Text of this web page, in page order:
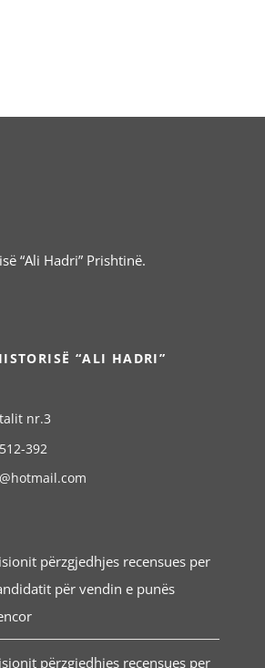
“Ali Hadri” Prishtinë.
“ALI HADRI”
nr.3
392
përzgjedhjes recensues per
për vendin e punës
përzgjedhjes recensues per